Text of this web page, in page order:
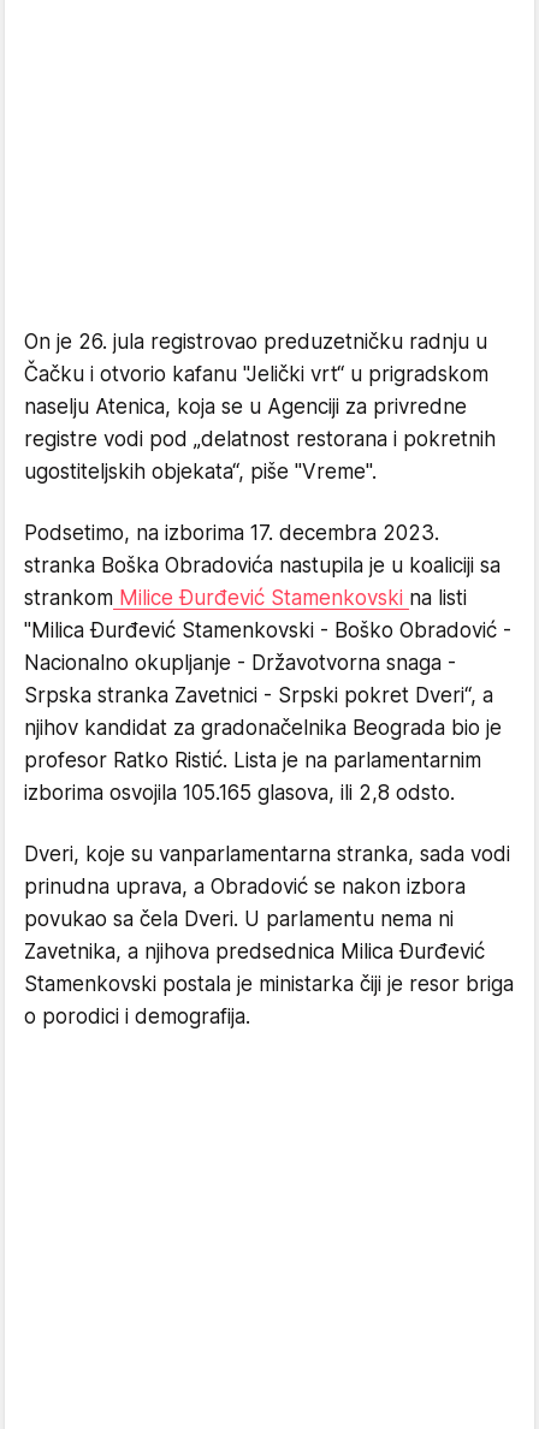
On je 26. jula registrovao preduzetničku radnju u
Čačku i otvorio kafanu "Jelički vrt“ u prigradskom
naselju Atenica, koja se u Agenciji za privredne
registre vodi pod „delatnost restorana i pokretnih
ugostiteljskih objekata“, piše "Vreme".
Podsetimo, na izborima 17. decembra 2023.
stranka Boška Obradovića nastupila je u koaliciji sa
strankom Milice Đurđević Stamenkovski na listi
"Milica Đurđević Stamenkovski - Boško Obradović -
Nacionalno okupljanje - Državotvorna snaga -
Srpska stranka Zavetnici - Srpski pokret Dveri“, a
njihov kandidat za gradonačelnika Beograda bio je
profesor Ratko Ristić. Lista je na parlamentarnim
izborima osvojila 105.165 glasova, ili 2,8 odsto.
Dveri, koje su vanparlamentarna stranka, sada vodi
prinudna uprava, a Obradović se nakon izbora
povukao sa čela Dveri. U parlamentu nema ni
Zavetnika, a njihova predsednica Milica Đurđević
Stamenkovski postala je ministarka čiji je resor briga
o porodici i demografija.